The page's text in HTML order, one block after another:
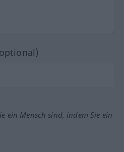
ein Mensch sind, indem Sie ein